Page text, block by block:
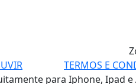
TERMOS E
para Iphone, Ipad e